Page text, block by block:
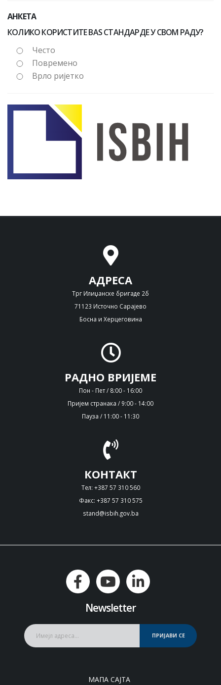
АНКЕТА
КОЛИКО КОРИСТИТЕ BAS СТАНДАРДЕ У СВОМ РАДУ?
Често
Повремено
Врло ријетко
АДРЕСА
Трг Илиџанске бригаде 2б
71123 Источно Сарајево
Босна и Херцеговина
РАДНО ВРИЈЕМЕ
Пон - Пет / 8:00 - 16:00
Пријем странака / 9:00 - 14:00
Пауза / 11:00 - 11:30
КОНТАКТ
Тел: +387 57 310 560
Факс: +387 57 310 575
stand@isbih.gov.ba
Newsletter
ПРИЈАВИ СЕ
МАПА САЈТА